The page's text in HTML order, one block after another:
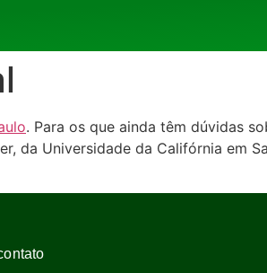
. Para os que ainda têm dúvidas
da Universidade da Califórnia em